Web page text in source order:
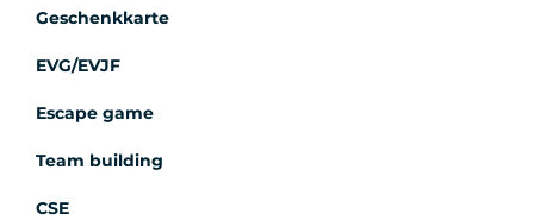
Geschenkkarte
EVG/EVJF
Escape game
Team building
CSE